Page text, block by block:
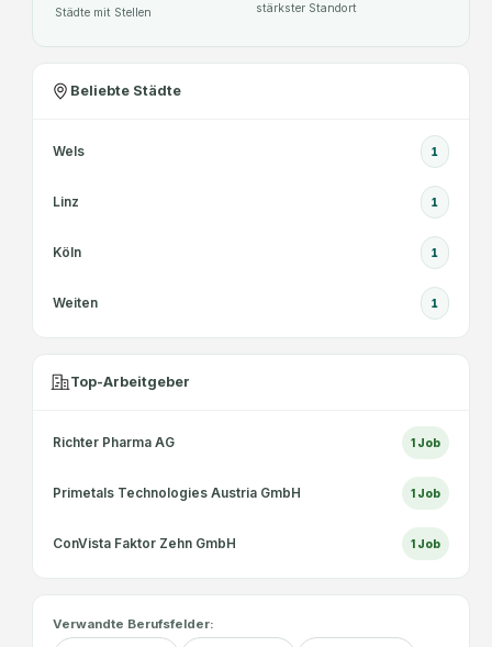
Städte mit Stellen stärkster Standort
Beliebte Städte
Wels 1
Linz 1
Köln 1
Weiten 1
Top-Arbeitgeber
Richter Pharma AG 1 Job
Primetals Technologies Austria GmbH 1 Job
ConVista Faktor Zehn GmbH 1 Job
Verwandte Berufsfelder: